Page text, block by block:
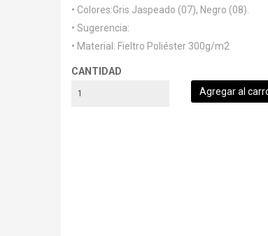
• Colores:Gris Jaspeado (07), Negro (08).
• Sugerencia:
• Material: Fieltro Poliéster 300g/m2
CANTIDAD